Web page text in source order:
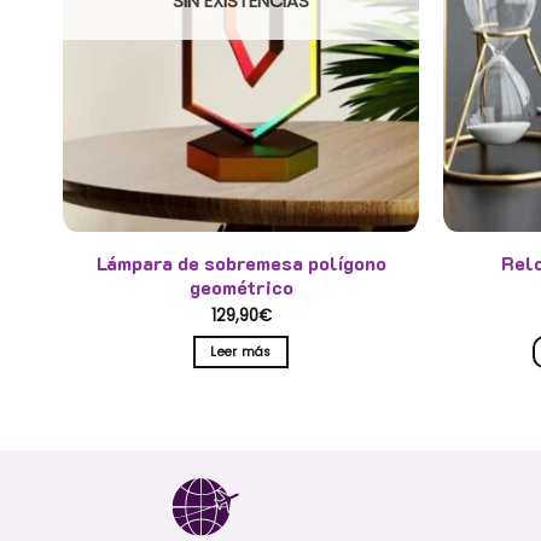
en
página
de
producto
Lámpara de sobremesa polígono
geométrico
129,90€
Leer más